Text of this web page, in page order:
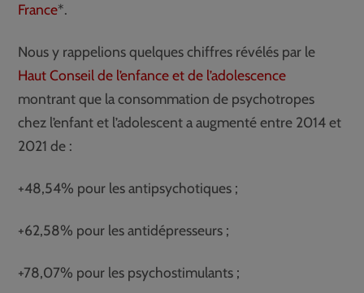
France*.
Nous y rappelions quelques chiffres révélés par le
Haut Conseil de l’enfance et de l’adolescence
montrant que la consommation de psychotropes
chez l’enfant et l’adolescent a augmenté entre 2014 et
2021 de :
+48,54% pour les antipsychotiques ;
+62,58% pour les antidépresseurs ;
+78,07% pour les psychostimulants ;